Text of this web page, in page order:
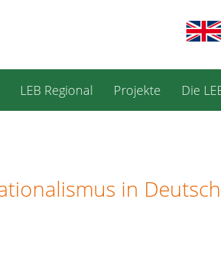
LEB Regional Projekte Die
in